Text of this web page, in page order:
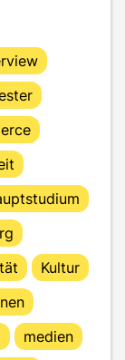
Kultur
medien